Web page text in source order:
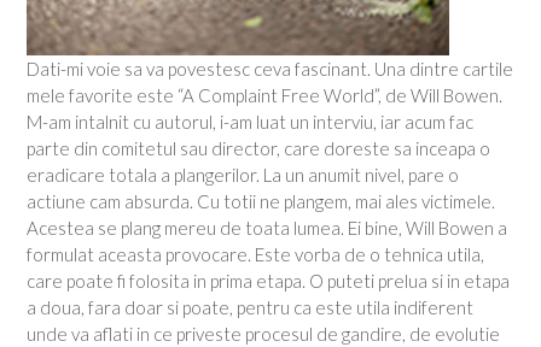
Dati-mi voie sa va povestesc ceva fascinant. Una dintre cartile
mele favorite este “A Complaint Free World”, de Will Bowen.
M-am intalnit cu autorul, i-am luat un interviu, iar acum fac
parte din comitetul sau director, care doreste sa inceapa o
eradicare totala a plangerilor. La un anumit nivel, pare o
actiune cam absurda. Cu totii ne plangem, mai ales victimele.
Acestea se plang mereu de toata lumea. Ei bine, Will Bowen a
formulat aceasta provocare. Este vorba de o tehnica utila,
care poate fi folosita in prima etapa. O puteti prelua si in etapa
a doua, fara doar si poate, pentru ca este utila indiferent
unde va aflati in ce priveste procesul de gandire, de evolutie